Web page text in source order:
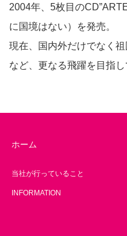
2004年、5枚目の
に国境はない）を発売。
現在、国内外だけでなく
など、更なる飛躍を目指し
ホーム
当社が行っていること
INFORMATION